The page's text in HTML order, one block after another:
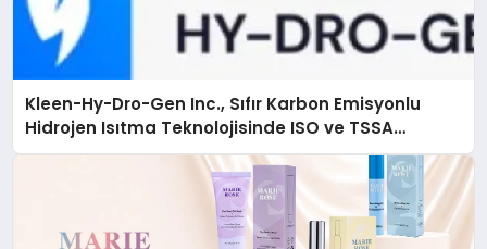
Kleen-Hy-Dro-Gen Inc., Sıfır Karbon Emisyonlu
Hidrojen Isıtma Teknolojisinde ISO ve TSSA
Düzenleyici Onaylarını Aldı